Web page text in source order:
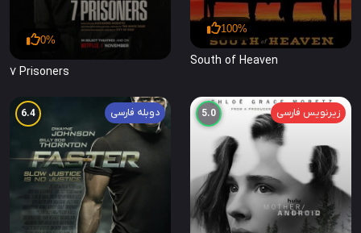
100%
South of Heaven
0%
7 Prisoners
زیرنویس فارسی 5.0 دوبله فارسی 6.4